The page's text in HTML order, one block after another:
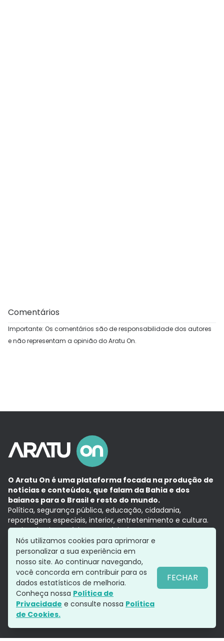
Comentários
Importante: Os comentários são de responsabilidade dos autores
e não representam a opinião do Aratu On.
O Aratu On é uma plataforma focada na produção de
notícias e conteúdos, que falam da Bahia e dos
baianos para o Brasil e resto do mundo.
Política, segurança pública, educação, cidadania,
reportagens especiais, interior, entretenimento e cultura.
Aqui, tudo vira notícia e a notícia é no tempo presente,
com a credibilidade do Grupo Aratu.
Grupo Aratu
Política de privacidade
Siga-nos
Nós utilizamos cookies para aprimorar e
personalizar a sua experiência em
nosso site. Ao continuar navegando,
você concorda em contribuir para os
dados estatísticos de melhoria.
Conheça nossa Política de
Privacidade e consulte nossa Política
de Cookies.
FECHAR